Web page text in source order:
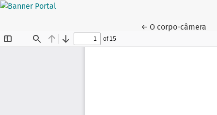
← Voltar aos Detalhes
O corpo-câmera